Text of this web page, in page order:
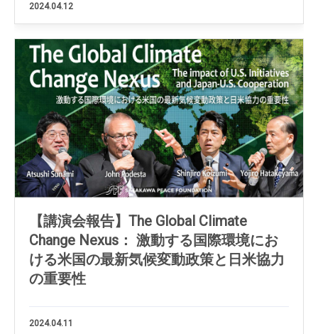
2024.04.12
【講演会報告】The Global Climate
Change Nexus： 激動する国際環境にお
ける米国の最新気候変動政策と日米協力
の重要性
2024.04.11